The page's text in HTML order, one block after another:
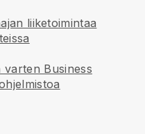
liiketoimintaa
varten Business